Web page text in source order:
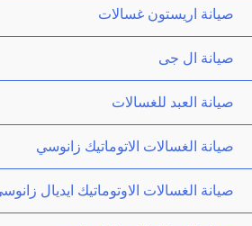
صيانة اريستون غسالات
صيانة ال جى
صيانة العبد للغسالات
صيانة الغسالات الاتوماتيك زانوسي
صيانة الغسالات الاوتوماتيك ايديال زانوسي